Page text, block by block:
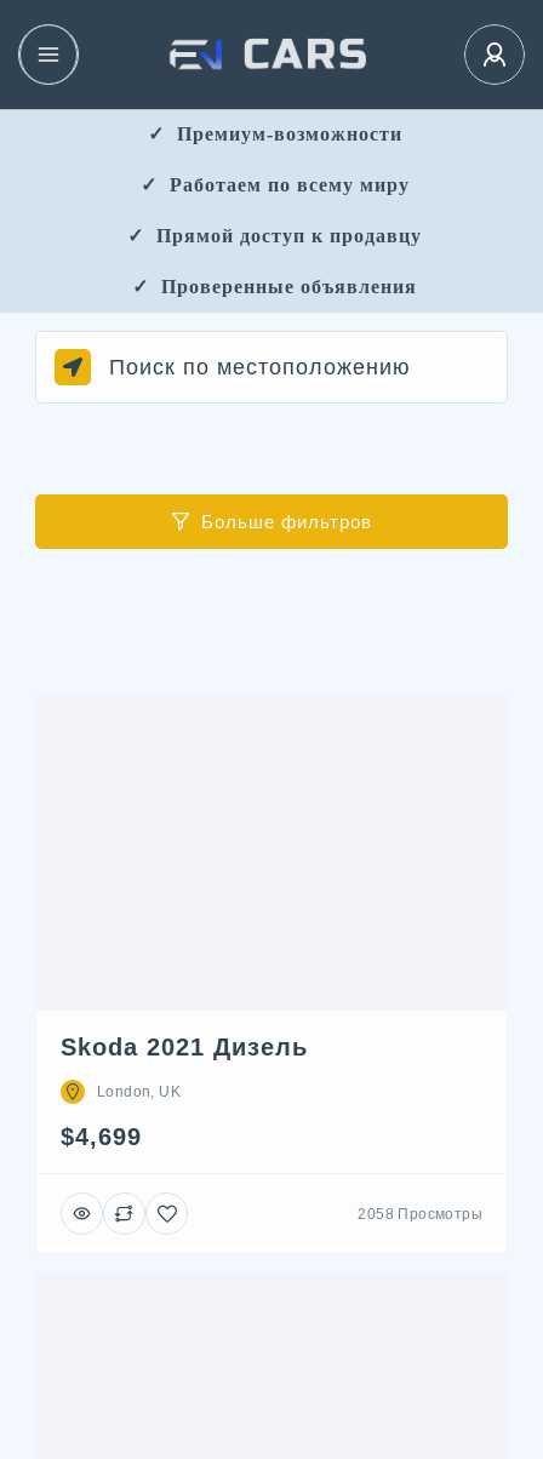
✓ ​​ Премиум-возможности
✓ ​ Работаем по всему миру
✓ ​ Прямой доступ к продавцу
✓ ​ Проверенные объявления
Больше фильтров
Skoda 2021 Дизель
London, UK
$4,699
2058 Просмотры